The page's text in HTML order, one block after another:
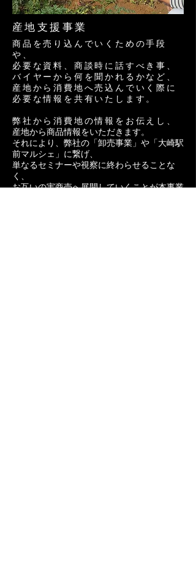
産地支援事業
商品を売り込んでいくための手段
や、
必要な資料、商談時に話すべき事、
バイヤーから何を聞かれるかなど、
産地から消費地へ売込んでいく際に
必要な情報を共有いたします。
弊社から消費地の情報をお伝えし、
産地から商品情報をいただきます。
それにより、弊社の「卸売事業」や「大崎駅
前マルシェ」に繋げ、
単なるセミナーや視察に終わらせることな
く、
お互いの実商売へ展開していくことが本事業